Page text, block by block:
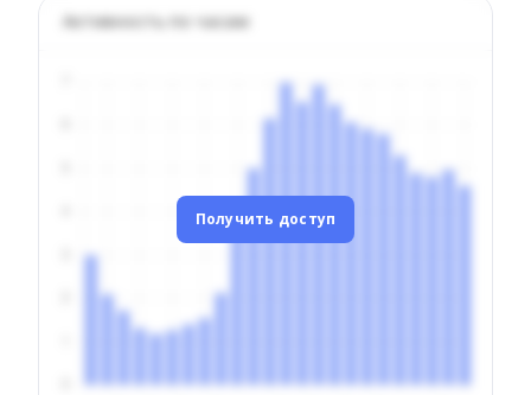
Активность по часам
Получить доступ